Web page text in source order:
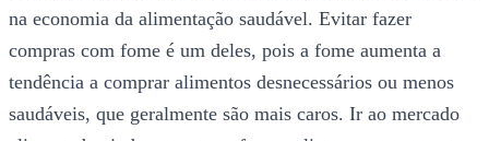
na economia da alimentação saudável. Evitar fazer
compras com fome é um deles, pois a fome aumenta a
tendência a comprar alimentos desnecessários ou menos
saudáveis, que geralmente são mais caros. Ir ao mercado